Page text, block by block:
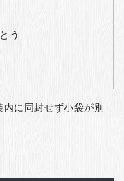
う
内に同封せず小袋が別